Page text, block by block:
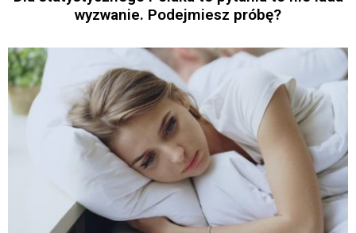
wyzwanie. Podejmiesz próbę?